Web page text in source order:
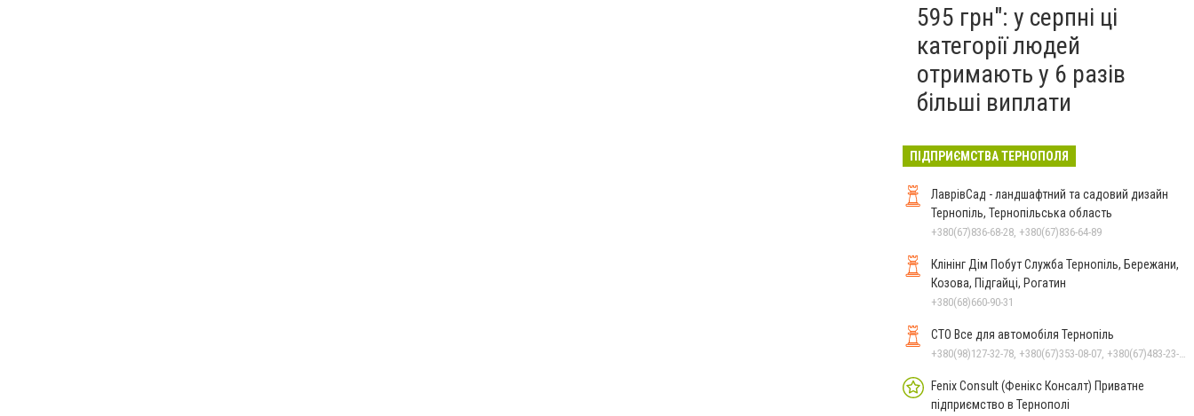
595 грн": у серпні ці
категорії людей
отримають у 6 разів
більші виплати
ПІДПРИЄМСТВА ТЕРНОПОЛЯ
ЛаврівСад - ландшафтний та садовий дизайн
Тернопіль, Тернопільська область
+380(67)836-68-28, +380(67)836-64-89
Клінінг Дім Побут Служба Тернопіль, Бережани,
Козова, Підгайці, Рогатин
+380(68)660-90-31
СТО Все для автомобіля Тернопіль
+380(98)127-32-78, +380(67)353-08-07, +380(67)483-23-55
Fenix Consult (Фенікс Консалт) Приватне
підприємство в Тернополі